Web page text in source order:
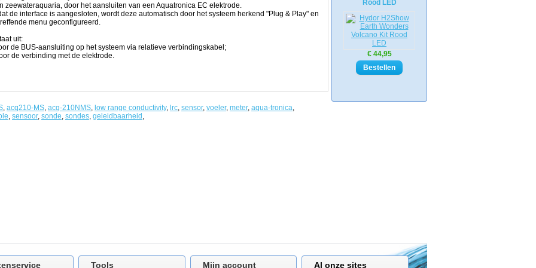
Rood LED
€ 44,95
zeewateraquaria, door het aansluiten van een Aquatronica EC elektrode.
de interface is aangesloten, wordt deze automatisch door het systeem herkend "Plug & Play" en
menu geconfigureerd.
uit:
de BUS-aansluiting op het systeem via relatieve verbindingskabel;
de verbinding met de elektrode.
, acq210-MS, acq-210NMS, low range conductivity, lrc, sensor, voeler, meter, aqua-tronica,
, sensoor, sonde, sondes, geleidbaarheid ,
Tools Mijn account Al onze sites